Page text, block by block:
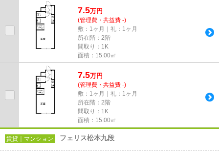
7.5万円
(管理費・共益費 -)
敷：1ヶ月｜礼：1ヶ月
所在階：2階
間取り：1K
面積：15.00㎡
7.5万円
(管理費・共益費 -)
敷：1ヶ月｜礼：1ヶ月
所在階：2階
間取り：1K
面積：15.00㎡
賃貸｜マンション フェリス松本九段